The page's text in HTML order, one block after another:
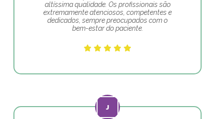
altíssima qualidade. Os profissionais são
extremamente atenciosos, competentes e
dedicados, sempre preocupados com o
bem-estar do paciente.